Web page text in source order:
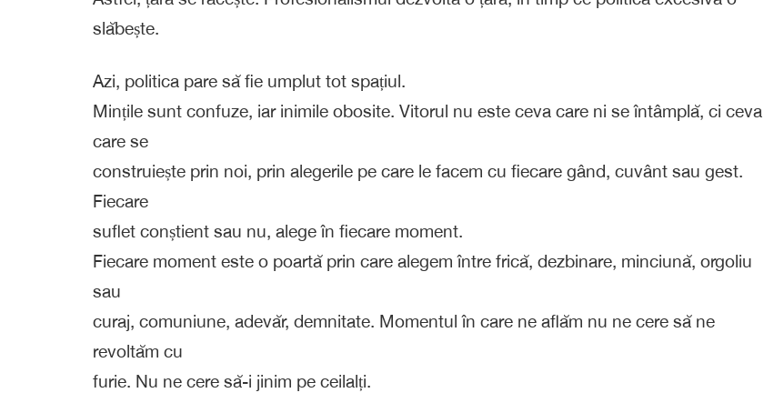
slăbește.
Azi, politica pare să fie umplut tot spațiul.
Mințile sunt confuze, iar inimile obosite. Vitorul nu este ceva care ni se întâmplă, ci ceva
care se
construiește prin noi, prin alegerile pe care le facem cu fiecare gând, cuvânt sau gest.
Fiecare
suflet conștient sau nu, alege în fiecare moment.
Fiecare moment este o poartă prin care alegem între frică, dezbinare, minciună, orgoliu
sau
curaj, comuniune, adevăr, demnitate. Momentul în care ne aflăm nu ne cere să ne
revoltăm cu
furie. Nu ne cere să-i jinim pe ceilalți.